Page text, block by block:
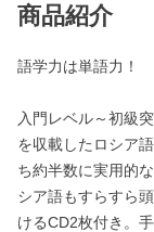
商品紹介
語学力は単語力！
入門レベル～初級
を収載したロシア
ち約半数に実用的
シア語もすらすら
けるCD2枚付き。